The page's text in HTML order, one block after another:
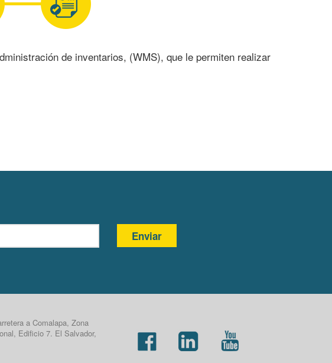
de inventarios, (WMS), que le permiten realizar
Enviar
a Comalapa, Zona
Edificio 7. El Salvador,